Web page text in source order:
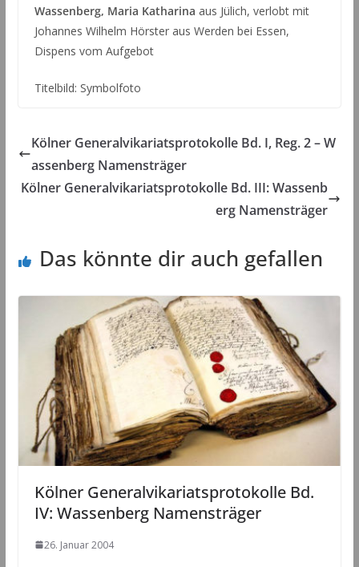
Wassenberg, Maria Katharina aus Jülich, verlobt mit
Johannes Wilhelm Hörster aus Werden bei Essen,
Dispens vom Aufgebot
Titelbild: Symbolfoto
Kölner Generalvikariatsprotokolle Bd. I, Reg. 2 – W
assenberg Namensträger
Kölner Generalvikariatsprotokolle Bd. III: Wassenb
erg Namensträger
Das könnte dir auch gefallen
Kölner Generalvikariatsprotokolle Bd.
IV: Wassenberg Namensträger
26. Januar 2004